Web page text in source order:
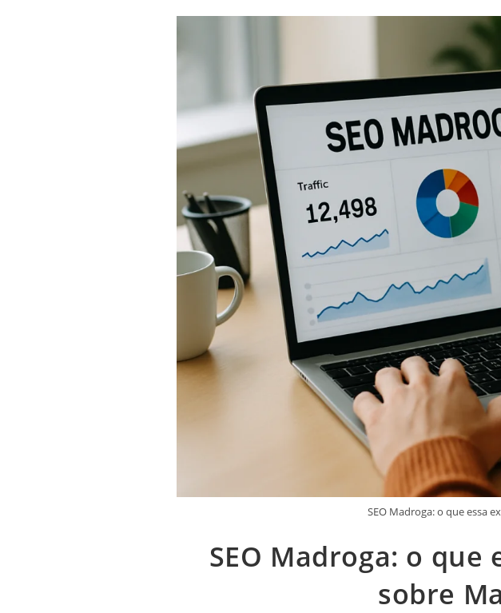
SEO Madroga: o que essa
SEO Madroga: o
sobre